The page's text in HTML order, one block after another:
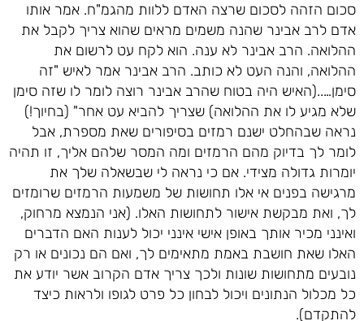
סכום הזהה לסכום שרצה האדם ללוות מהגמ"ח. אמר אותו
אדם לרב אבינר שהנה משמים מראים שהוא צריך לקבל את
ההלואה. הרב אבינר לא ענה. הוא לקח עט לרשום את
ההלואה, והנה העט לא כותב. הרב אבינר אמר לאיש "זה
סימן…..(האיש היה בטוח שהרב אבינר רוצה לומר לו שזה סימן
שלא מגיע לו את ההלואה) שצריך להביא עט אחר" (בחיוך!)
נראה שבהחלט ישנם רמזים בסיפורים שאת מספרת, אבל
לומר לך בדיוק מהם הרמזים ומה המסר שלהם אליך, זו תהיה
יומרות גדולה מצידי. אם כי נראה לי שבשאלה שלך את
מרגישה בפנים אי אלו תחושות של משמעות הרמזים שרומזים
לך, ואת מבקשת אישור לתחושות האלו. (אני הנמצא מרחוק,
ואינני מכיר אותך באופן אישי אינני יכול לענות האם הדברים
האלו שאת חושבת באמת מתאימים לך, ואם הם נכונים או רק
נובעים מתחושות שונות ולכך צריך אדם הקרוב אשר יודע את
כל מכלול הנתונים ויכול לבחון כל פרט לגופו ולראות כיצד
להתקדם).